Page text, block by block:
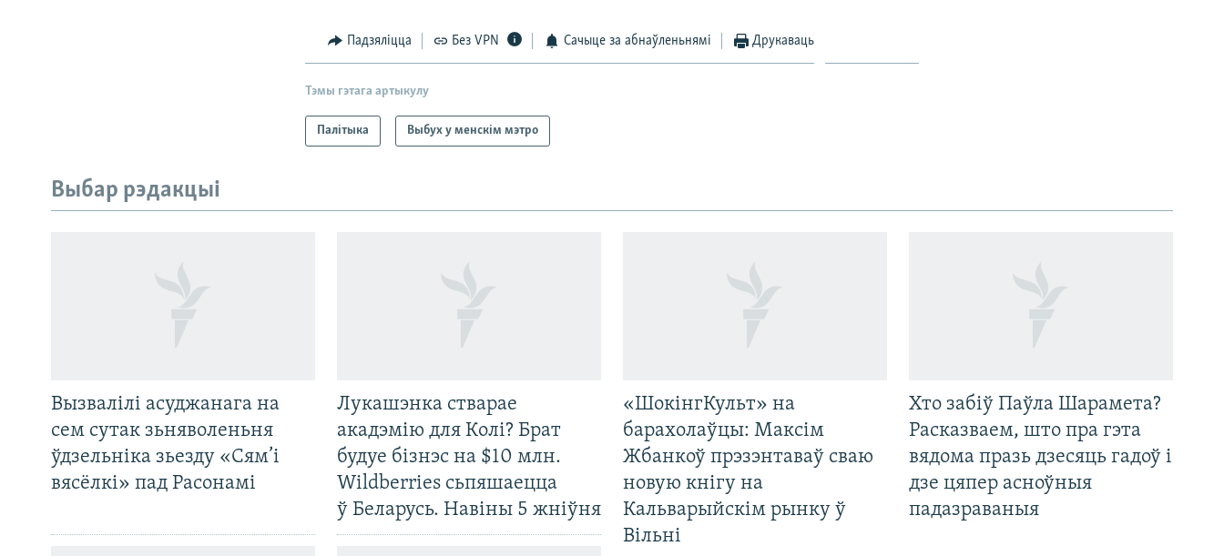
САЧЫЦЕ ЗА АБНАЎЛЕНЬНЯМІ
Усе сайты РС/РСЭ
Падзяліцца Без VPN Сачыце за абнаўленьнямі Друкаваць
Тэмы гэтага артыкулу
Палітыка Выбух у менскім мэтро
Выбар рэдакцыі
Вызвалілі асуджанага на
сем сутак зьняволеньня
ўдзельніка зьезду «Сям’і
вясёлкі» пад Расонамі
Лукашэнка стварае
акадэмію для Колі? Брат
будуе бізнэс на $10 млн.
Wildberries сьпяшаецца
ў Беларусь. Навіны 5 жніўня
«ШокінгКульт» на
барахолаўцы: Максім
Жбанкоў прэзэнтаваў сваю
новую кнігу на
Кальварыйскім рынку ў
Вільні
Хто забіў Паўла Шарамета?
Расказваем, што пра гэта
вядома празь дзесяць гадоў і
дзе цяпер асноўныя
падазраваныя